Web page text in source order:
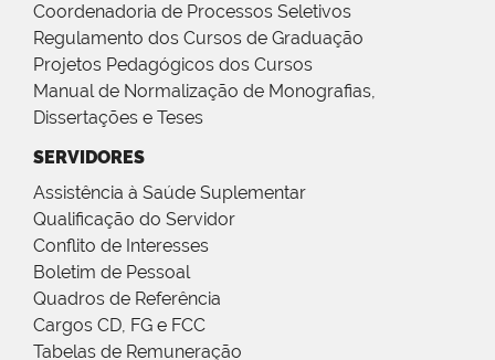
Coordenadoria de Processos Seletivos
Regulamento dos Cursos de Graduação
Projetos Pedagógicos dos Cursos
Manual de Normalização de Monografias,
Dissertações e Teses
SERVIDORES
Assistência à Saúde Suplementar
Qualificação do Servidor
Conflito de Interesses
Boletim de Pessoal
Quadros de Referência
Cargos CD, FG e FCC
Tabelas de Remuneração